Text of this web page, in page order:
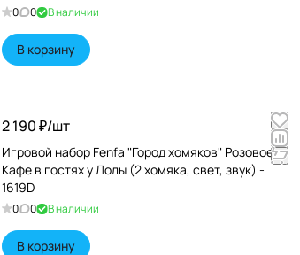
0 0 В наличии
В корзину
2 190 ₽/шт
Игровой набор Fenfa "Город хомяков" Розовое
Кафе в гостях у Лолы (2 хомяка, свет, звук) -
1619D
0 0 В наличии
В корзину